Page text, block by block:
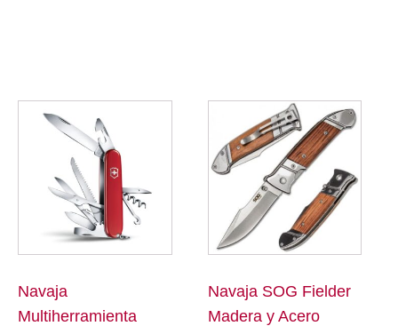
Navaja
Multiherramienta
Este
producto
múltiples
variantes.
se
pueden
Navaja SOG Fielder
Madera y Acero